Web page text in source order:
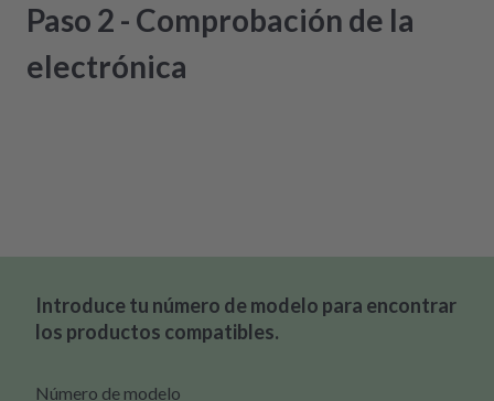
Paso 2 - Comprobación de la
electrónica
Introduce tu número de modelo para encontrar
los productos compatibles.
Número de modelo